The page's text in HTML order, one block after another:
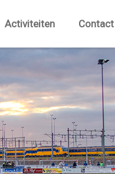
Activiteiten Contact